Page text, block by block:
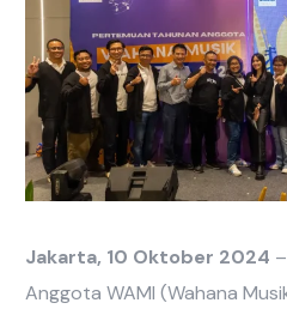
Jakarta, 10 Oktober 2024
Anggota WAMI (Wahana